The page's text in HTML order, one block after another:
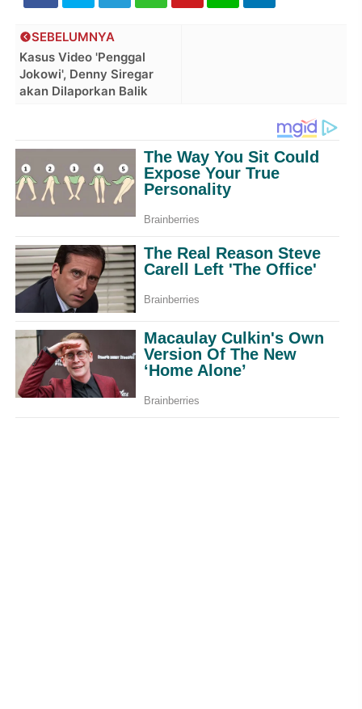
SEBELUMNYA
Kasus Video 'Penggal
Jokowi', Denny Siregar
akan Dilaporkan Balik